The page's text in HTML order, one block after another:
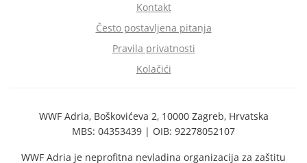
Kontakt
Često postavljena pitanja
Pravila privatnosti
Kolačići
WWF Adria, Boškovićeva 2, 10000 Zagreb, Hrvatska
MBS: 04353439 | OIB: 92278052107
WWF Adria je neprofitna nevladina organizacija za zaštitu